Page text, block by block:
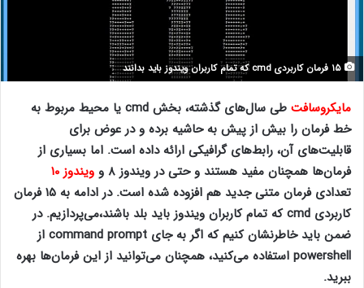
مایکروسافت
طی سال‌های گذشته، بخش cmd یا محیط مربوط به
خط فرمان را بیش از پیش به حاشیه برده و در عوض برای
قابلیت‌های آن، رابط‌های گرافیکی ارائه داده است. اما بسیاری از
فرمان‌ها همچنان مفید هستند و حتی در ویندوز ۸ و
ویندوز ۱۰
تعدادی فرمان متنی جدید هم افزوده شده است. در ادامه به ۱۵ فرمان
کاربردی cmd که تمام کاربران ویندوز باید بلد باشند،می‌پردازیم. در
ضمن باید خاطرنشان کنیم که اگر به جای command prompt از
powershell استفاده می‌کنید، همچنان می‌توانید از این فرمان‌ها بهره
ببرید.